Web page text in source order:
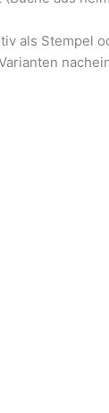
als Stempel